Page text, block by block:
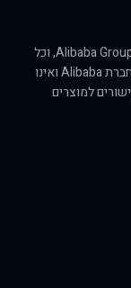
הסימן AliExpress הוא סימן מסחר רשום של חברת Alibaba Group, וכל
הזכויות הנוגעות לו שמורות לה. אתר זה אינו קשור לחברת Alibaba ואינו
למוצרים